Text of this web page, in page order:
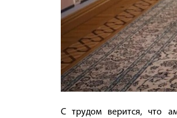
С трудом верится, что